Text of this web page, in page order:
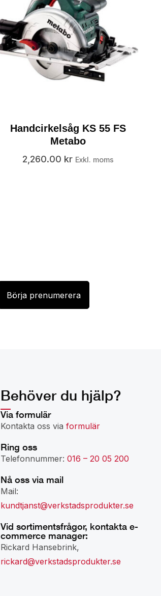
Handcirkelsåg KS 55 FS
Metabo
2,260.00 kr Exkl. moms
Behöver du hjälp?
Via formulär
Kontakta oss via formulär
Ring oss
Telefonnummer: 016 – 20 05 200
Nå oss via mail
Mail:
kundtjanst@verkstadsprodukter.se
Vid sortimentsfrågor, kontakta e-
commerce manager:
Rickard Hansebrink,
rickard@verkstadsprodukter.se